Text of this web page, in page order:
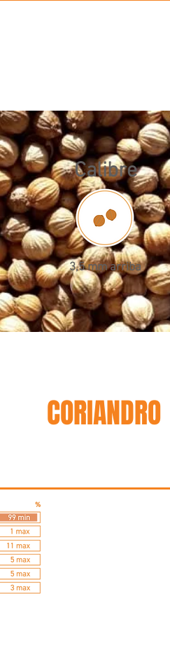
Calibre
3,5 mm arriba
CORIANDRO